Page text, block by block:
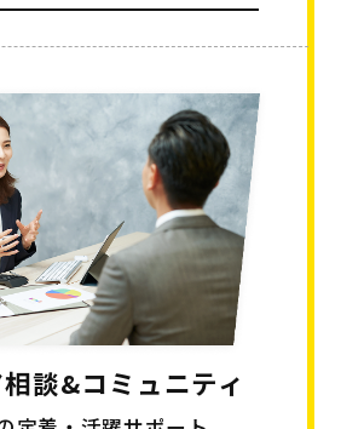
談&コミュニティ